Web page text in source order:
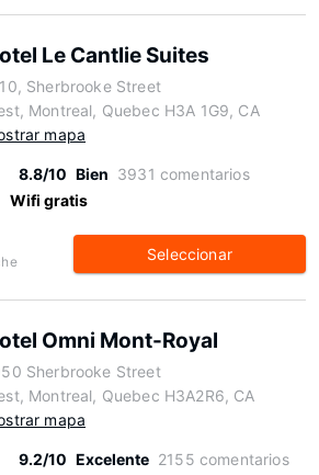
Le Cantlie Suites
Sherbrooke Street
Montreal, Quebec H3A 1G9, CA
mapa
8.8/10 Bien 3931 comentarios
Wifi gratis
Seleccionar
Omni Mont-Royal
Sherbrooke Street
Montreal, Quebec H3A2R6, CA
mapa
9.2/10 Excelente 2155 comentarios